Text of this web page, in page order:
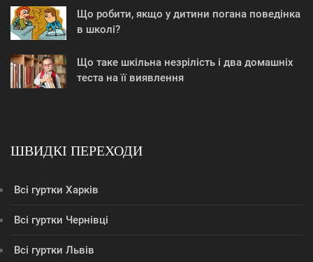
Що робити, якщо у дитини погана поведінка
в школі?
Що таке шкільна незрілість і два домашніх
теста на її виявлення
ШВИДКІ ПЕРЕХОДИ
Всі гуртки Харків
Всі гуртки Чернівці
Всі гуртки Львів